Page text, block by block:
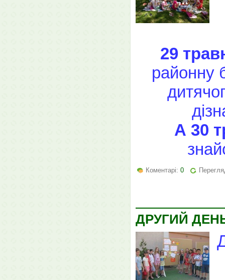
29
районну
А 30
Коментарі: 0
ДРУГИЙ